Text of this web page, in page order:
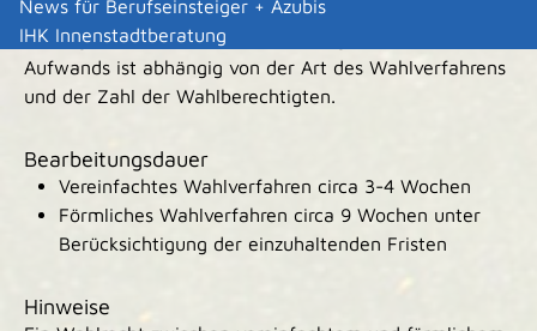
News für Berufseinsteiger + Azubis
IHK Innenstadtberatung
Die entstehenden Kosten für die Wahl muss der
Arbeitgeber bzw. der Dienstherr tragen. Die Höhe des
Aufwands ist abhängig von der Art des Wahlverfahrens
und der Zahl der Wahlberechtigten.
Bearbeitungsdauer
Vereinfachtes Wahlverfahren circa 3-4 Wochen
Förmliches Wahlverfahren circa 9 Wochen unter
Berücksichtigung der einzuhaltenden Fristen
Hinweise